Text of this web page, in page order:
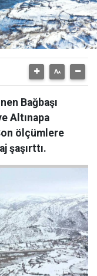
Bağbaşı
Altınapa
ölçümlere
şaşırttı.